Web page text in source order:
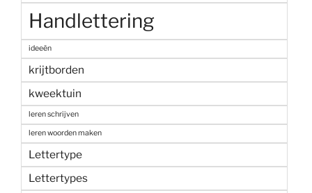
Handlettering
ideeën
krijtborden
kweektuin
leren schrijven
leren woorden maken
Lettertype
Lettertypes